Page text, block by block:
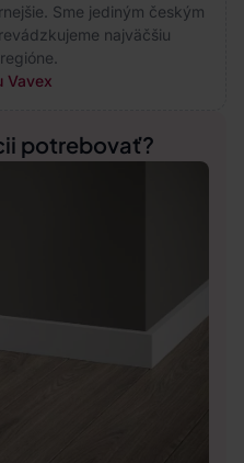
Sme jediným českým
najväčšiu
Vavex
potrebovať?